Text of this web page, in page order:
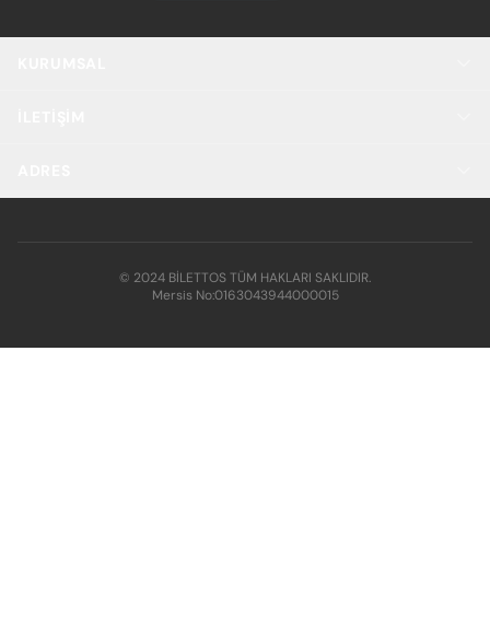
© 2024 BİLETTOS TÜM HAKLARI SAKLIDIR.
Mersis No:0163043944000015